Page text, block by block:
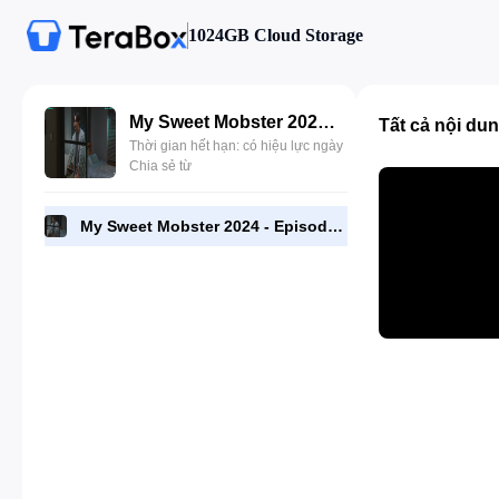
1024GB Cloud Storage
My Sweet Mobster 2024 - Episode 09 - 720p [RMC].mp4
Thời gian hết hạn: có hiệu lực ngày
Chia sẻ từ
My Sweet Mobster 2024 - Episode 09 - 720p [RMC].mp4
Tất cả nội